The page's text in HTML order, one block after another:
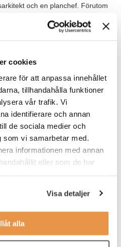
cookies
för att anpassa innehållet
tillhandahålla funktioner
vår trafik. Vi
identifierare och annan
de sociala medier och
vi samarbetar med.
informationen med annan
eller som de har
Visa detaljer
alla
och en planchef. Förutom
tillsammans med över
få en gedigen introduktion
arbetssätt och system för att
många spännande projekt som
Handen-Vega,
och Tungelsta,
och ett hållbart
ett stort intresse för att bygga
ambitiösa planer på bostads-
framöver.
kommer onboarda dig på bästa